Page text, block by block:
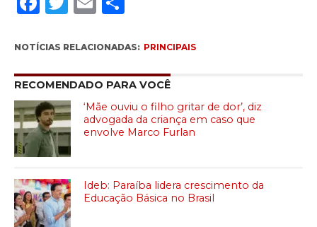
NOTÍCIAS RELACIONADAS: PRINCIPAIS
RECOMENDADO PARA VOCÊ
‘Mãe ouviu o filho gritar de dor’, diz
advogada da criança em caso que
envolve Marco Furlan
Ideb: Paraíba lidera crescimento da
Educação Básica no Brasil